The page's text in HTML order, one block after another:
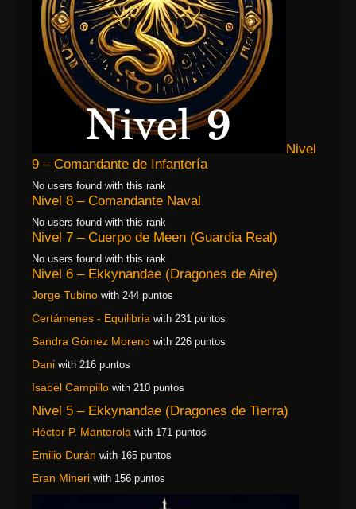
Nivel
9 – Comandante de Infantería
No users found with this rank
Nivel 8 – Comandante Naval
No users found with this rank
Nivel 7 – Cuerpo de Meen (Guardia Real)
No users found with this rank
Nivel 6 – Ekkynandae (Dragones de Aire)
Jorge Tubino with 244 puntos
Certámenes - Equilibria with 231 puntos
Sandra Gómez Moreno with 226 puntos
Dani with 216 puntos
Isabel Campillo with 210 puntos
Nivel 5 – Ekkynandae (Dragones de Tierra)
Héctor P. Manterola with 171 puntos
Emilio Durán with 165 puntos
Eran Mineri with 156 puntos